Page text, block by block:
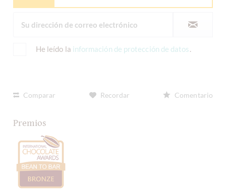
He leído la información de protección de datos.
Comparar Recordar Comentario
Premios